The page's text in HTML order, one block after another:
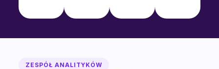
ZESPÓŁ ANALITYKÓW